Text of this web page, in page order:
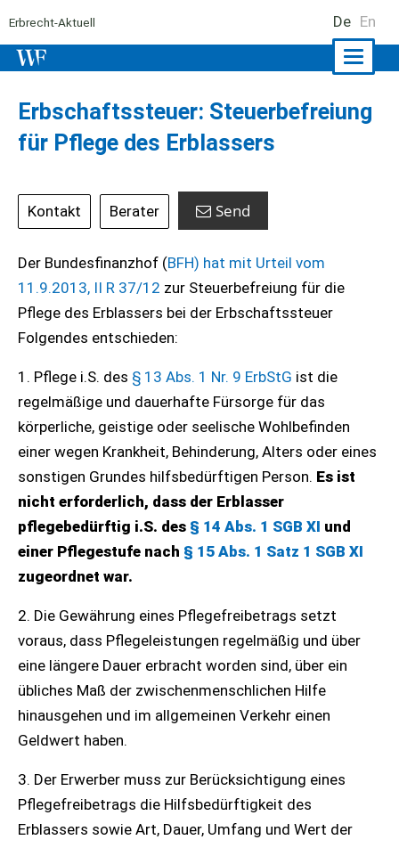
Erbrecht-Aktuell De En
Erbschaftssteuer: Steuerbefreiung
für Pflege des Erblassers
Kontakt Berater Send
Der Bundesfinanzhof (BFH) hat mit Urteil vom
11.9.2013, II R 37/12 zur Steuerbefreiung für die
Pflege des Erblassers bei der Erbschaftssteuer
Folgendes entschieden:
1. Pflege i.S. des § 13 Abs. 1 Nr. 9 ErbStG ist die
regelmäßige und dauerhafte Fürsorge für das
körperliche, geistige oder seelische Wohlbefinden
einer wegen Krankheit, Behinderung, Alters oder eines
sonstigen Grundes hilfsbedürftigen Person. Es ist
nicht erforderlich, dass der Erblasser
pflegebedürftig i.S. des § 14 Abs. 1 SGB XI und
einer Pflegestufe nach § 15 Abs. 1 Satz 1 SGB XI
zugeordnet war.
2. Die Gewährung eines Pflegefreibetrags setzt
voraus, dass Pflegeleistungen regelmäßig und über
eine längere Dauer erbracht worden sind, über ein
übliches Maß der zwischenmenschlichen Hilfe
hinausgehen und im allgemeinen Verkehr einen
Geldwert haben.
3. Der Erwerber muss zur Berücksichtigung eines
Pflegefreibetrags die Hilfsbedürftigkeit des
Erblassers sowie Art, Dauer, Umfang und Wert der